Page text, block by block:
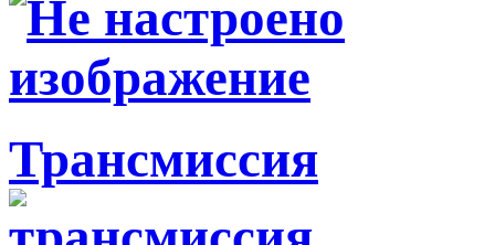
Трансмиссия